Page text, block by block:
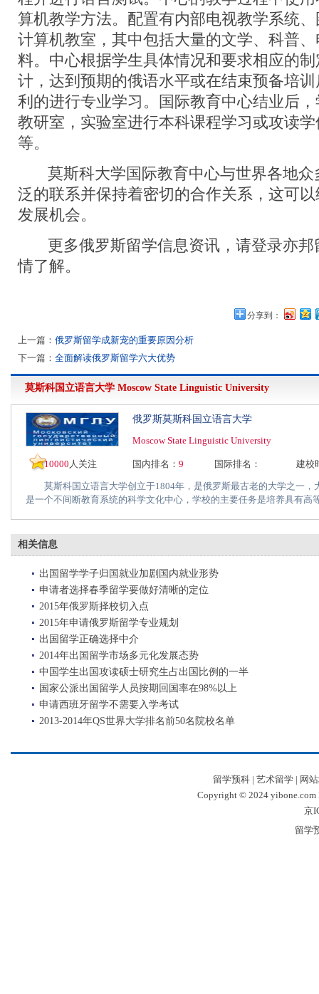
算机教学方法。配置有内部电视教学系统
计算机教室，其中包括大量的文学、科普
料。中心根据学生具体情况和要求相应的
计，达到预期的俄语水平或在结束预备培
利的进行专业学习。国际教育中心结业后
教研室，实验室进行本科课程学习或攻读
等。
莫斯科大学国际教育中心与世界各地众
泛的联系并保持着密切的合作关系，这可
发展机会。
更多俄罗斯留学信息资讯，请登录亦邦
情了解。
分享到：
上一篇： 俄罗斯留学成新宠的重要原因分析
下一篇： 全面解读俄罗斯留学六大优势
莫斯科国立语言大学 Moscow State Linguistic University
俄罗斯莫斯科国立语言大学
Moscow State Linguistic University
10000 人关注 国内排名： 9 国际排名： 建校
莫斯科国立语言大学创立于1804年，是俄罗斯最古老的大学之一，
是一个不间断教育系统的科学文化中心，学校的主要任务是培养具有高
相关信息
出国留学学子归国就业加剧国内就业形势
申请者选择春季留学要做好清晰的定位
2015年俄罗斯择校切入点
2015年申请俄罗斯留学专业规划
出国留学正确选择中介
2014年出国留学市场多元化发展态势
中国学生出国攻读硕士研究生占出国比例的一半
国家公派出国留学人员按期回国率在98%以上
申请西班牙留学不需要入学考试
2013-2014年QS世界大学排名前50名院校名单
留学预科| 艺术留学| 网
Copyright © 2024 yibone.com
京
留学